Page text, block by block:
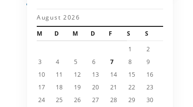
August 2026
M
D M D F S
S
1
2
3
4 5 6 7 8
9
10
11 12 13 14 15
16
17
18 19 20 21 22
23
24
25 26 27 28 29
30